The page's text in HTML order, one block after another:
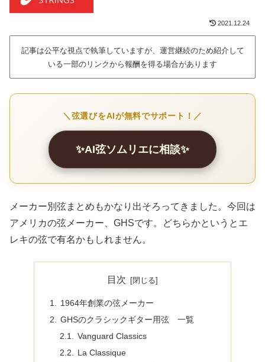
2021.12.24
記事は公平な視点で執筆していますが、運営継続のため紹介して
いる一部のリンクから報酬を得る場合があります
＼弦選びをAIが無料でサポート！／
✨AI弦ソムリエに相談✨
メーカー別弦まとめもかなり出そろってきました。今回は
アメリカの弦メーカー、GHSです。どちらかというとエ
レキの弦で有名かもしれません。
目次
1964年創業の弦メーカー
GHSのクラシックギター用弦 一覧
Vanguard Classics
La Classique